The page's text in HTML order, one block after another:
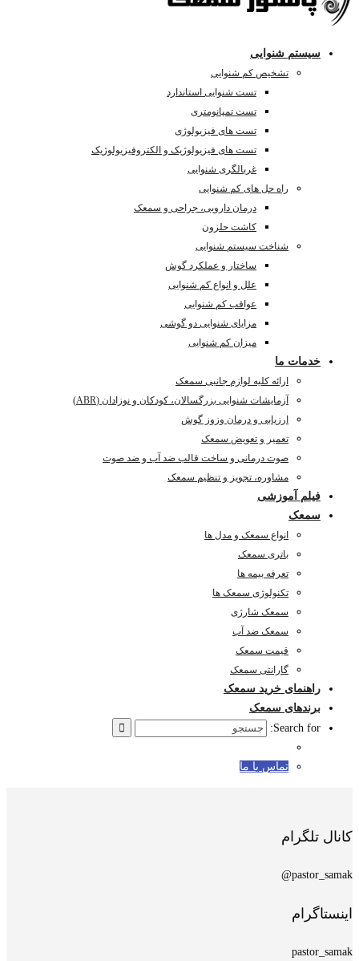
سیستم شنوایی
تشخیص کم شنوایی
تست شنوایی استاندارد
تست تمپانومتری
تست های فیزیولوژی
تست های فیزیولوژیک و الکتروفیزیولوژیک
غربالگری شنوایی
راه حل های کم شنوایی
درمان دارویی، جراحی و سمعک
کاشت حلزون
شناخت سیستم شنوایی
ساختار و عملکرد گوش
علل و انواع کم شنوایی
عواقب کم شنوایی
مزایای شنوایی دو گوشی
میزان کم شنوایی
خدمات ما
ارائه کلیه لوازم جانبی سمعک
آزمایشات شنوایی بزرگسالان، کودکان و نوزادان (ABR)
ارزیابی و درمان وزوز گوش
تعمیر و تعویض سمعک
صوت درمانی و ساخت قالب ضد آب و ضد صوت
مشاوره، تجویز و تنظیم سمعک
فیلم آموزشی
سمعک
انواع سمعک و مدل ها
باتری سمعک
تعرفه بیمه ها
تکنولوژی سمعک ها
سمعک شارژی
سمعک ضد آب
قیمت سمعک
گارانتی سمعک
راهنمای خرید سمعک
برندهای سمعک
Search for:
تماس با ما
کانال تلگرام
pastor_samak@
اینستاگرام
pastor_samak